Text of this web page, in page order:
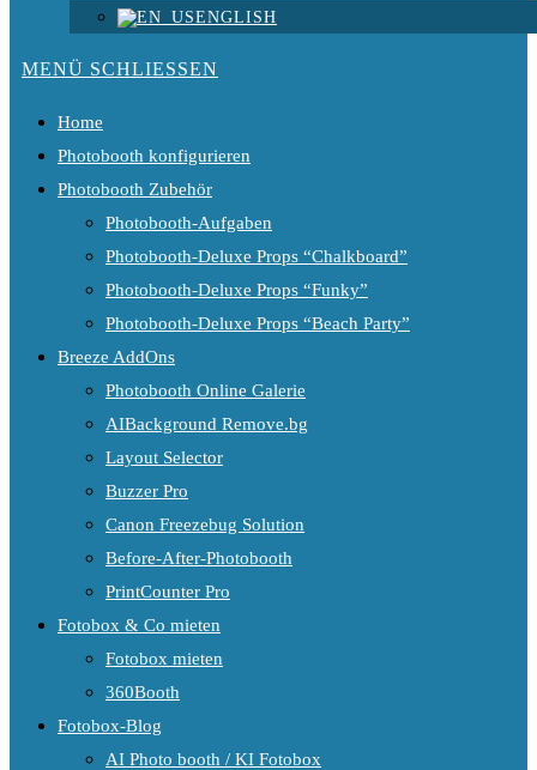
ENGLISH
MENÜ SCHLIESSEN
Home
Photobooth konfigurieren
Photobooth Zubehör
Photobooth-Aufgaben
Photobooth-Deluxe Props “Chalkboard”
Photobooth-Deluxe Props “Funky”
Photobooth-Deluxe Props “Beach Party”
Breeze AddOns
Photobooth Online Galerie
AIBackground Remove.bg
Layout Selector
Buzzer Pro
Canon Freezebug Solution
Before-After-Photobooth
PrintCounter Pro
Fotobox & Co mieten
Fotobox mieten
360Booth
Fotobox-Blog
AI Photo booth / KI Fotobox